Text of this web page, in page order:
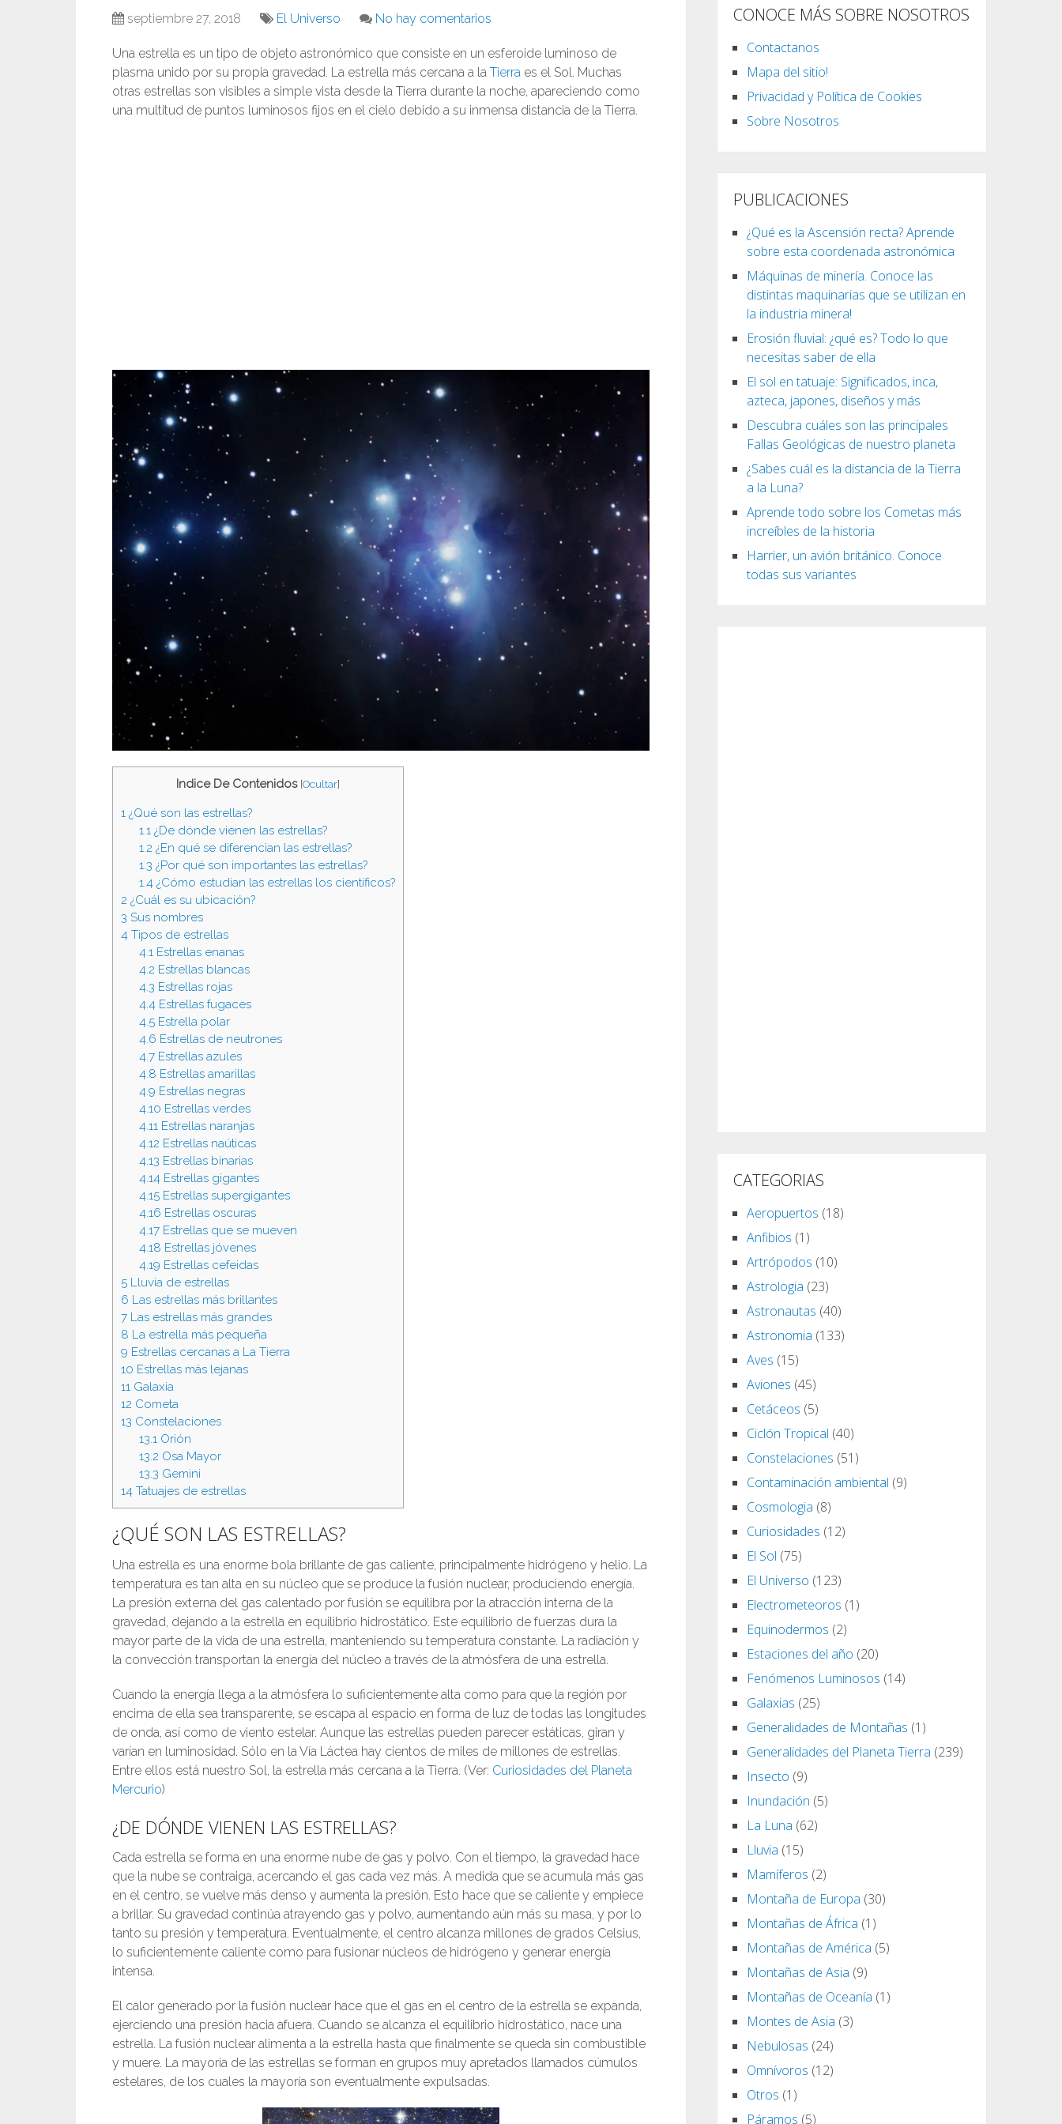
septiembre 27, 2018 El Universo No hay comentarios
Una estrella es un tipo de objeto astronómico que consiste en un esferoide luminoso de
plasma unido por su propia gravedad. La estrella más cercana a la Tierra es el Sol. Muchas
otras estrellas son visibles a simple vista desde la Tierra durante la noche, apareciendo como
una multitud de puntos luminosos fijos en el cielo debido a su inmensa distancia de la Tierra.
Indice De Contenidos [Ocultar]
1 ¿Qué son las estrellas?
1.1¿De dónde vienen las estrellas?
1.2 ¿En qué se diferencian las estrellas?
1.3 ¿Por qué son importantes las estrellas?
1.4¿Cómo estudian las estrellas los científicos?
2 ¿Cuál es su ubicación?
3 Sus nombres
4 Tipos de estrellas
4.1Estrellas enanas
4.2 Estrellas blancas
4.3 Estrellas rojas
4.4Estrellas fugaces
4.5Estrella polar
4.6 Estrellas de neutrones
4.7Estrellas azules
4.8 Estrellas amarillas
4.9 Estrellas negras
4.10 Estrellas verdes
4.11Estrellas naranjas
4.12 Estrellas naúticas
4.13 Estrellas binarias
4.14Estrellas gigantes
4.15Estrellas supergigantes
4.16 Estrellas oscuras
4.17Estrellas que se mueven
4.18 Estrellas jóvenes
4.19 Estrellas cefeidas
5 Lluvia de estrellas
6 Las estrellas más brillantes
7 Las estrellas más grandes
8 La estrella más pequeña
9 Estrellas cercanas a La Tierra
10 Estrellas más lejanas
11 Galaxia
12 Cometa
13 Constelaciones
13.1Orión
13.2 Osa Mayor
13.3 Gemini
14 Tatuajes de estrellas
¿QUÉ SON LAS ESTRELLAS?
Una estrella es una enorme bola brillante de gas caliente, principalmente hidrógeno y helio. La
temperatura es tan alta en su núcleo que se produce la fusión nuclear, produciendo energía.
La presión externa del gas calentado por fusión se equilibra por la atracción interna de la
gravedad, dejando a la estrella en equilibrio hidrostático. Este equilibrio de fuerzas dura la
mayor parte de la vida de una estrella, manteniendo su temperatura constante. La radiación y
la convección transportan la energía del núcleo a través de la atmósfera de una estrella.
Cuando la energía llega a la atmósfera lo suficientemente alta como para que la región por
encima de ella sea transparente, se escapa al espacio en forma de luz de todas las longitudes
de onda, así como de viento estelar. Aunque las estrellas pueden parecer estáticas, giran y
varían en luminosidad. Sólo en la Vía Láctea hay cientos de miles de millones de estrellas.
Entre ellos está nuestro Sol, la estrella más cercana a la Tierra. (Ver: Curiosidades del Planeta
Mercurio)
¿DE DÓNDE VIENEN LAS ESTRELLAS?
Cada estrella se forma en una enorme nube de gas y polvo. Con el tiempo, la gravedad hace
que la nube se contraiga, acercando el gas cada vez más. A medida que se acumula más gas
en el centro, se vuelve más denso y aumenta la presión. Esto hace que se caliente y empiece
a brillar. Su gravedad continúa atrayendo gas y polvo, aumentando aún más su masa, y por lo
tanto su presión y temperatura. Eventualmente, el centro alcanza millones de grados Celsius,
lo suficientemente caliente como para fusionar núcleos de hidrógeno y generar energía
intensa.
El calor generado por la fusión nuclear hace que el gas en el centro de la estrella se expanda,
ejerciendo una presión hacia afuera. Cuando se alcanza el equilibrio hidrostático, nace una
estrella. La fusión nuclear alimenta a la estrella hasta que finalmente se queda sin combustible
y muere. La mayoría de las estrellas se forman en grupos muy apretados llamados cúmulos
estelares, de los cuales la mayoría son eventualmente expulsadas.
CONOCE MÁS SOBRE NOSOTROS
Contactanos
Mapa del sitio!
Privacidad y Política de Cookies
Sobre Nosotros
PUBLICACIONES
¿Qué es la Ascensión recta? Aprende
sobre esta coordenada astronómica
Máquinas de minería. Conoce las
distintas maquinarias que se utilizan en
la industria minera!
Erosión fluvial: ¿qué es? Todo lo que
necesitas saber de ella
El sol en tatuaje: Significados, inca,
azteca, japones, diseños y más
Descubra cuáles son las principales
Fallas Geológicas de nuestro planeta
¿Sabes cuál es la distancia de la Tierra
a la Luna?
Aprende todo sobre los Cometas más
increíbles de la historia
Harrier, un avión británico. Conoce
todas sus variantes
CATEGORIAS
Aeropuertos (18)
Anfibios (1)
Artrópodos (10)
Astrologia (23)
Astronautas (40)
Astronomia (133)
Aves (15)
Aviones (45)
Cetáceos (5)
Ciclón Tropical (40)
Constelaciones (51)
Contaminación ambiental (9)
Cosmologia (8)
Curiosidades (12)
El Sol (75)
El Universo (123)
Electrometeoros (1)
Equinodermos (2)
Estaciones del año (20)
Fenómenos Luminosos (14)
Galaxias (25)
Generalidades de Montañas (1)
Generalidades del Planeta Tierra (239)
Insecto (9)
Inundación (5)
La Luna (62)
Lluvia (15)
Mamíferos (2)
Montaña de Europa (30)
Montañas de África (1)
Montañas de América (5)
Montañas de Asia (9)
Montañas de Oceanía (1)
Montes de Asia (3)
Nebulosas (24)
Omnívoros (12)
Otros (1)
Páramos (5)